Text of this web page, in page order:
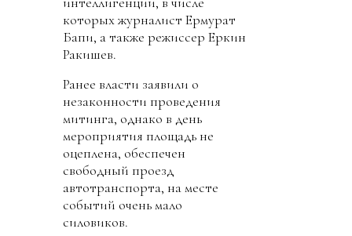
которых журналист Ермурат
Бапи, а также режиссер Еркин
Ракишев.
Ранее власти заявили о
незаконности проведения
митинга, однако в день
мероприятия площадь не
оцеплена, обеспечен
свободный проезд
автотранспорта, на месте
событий очень мало
силовиков.